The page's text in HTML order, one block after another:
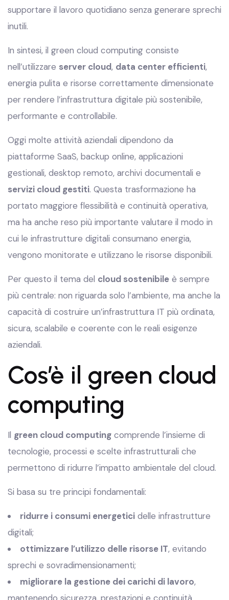
supportare il lavoro quotidiano senza generare sprechi
inutili.
In sintesi, il green cloud computing consiste
nell’utilizzare server cloud, data center efficienti,
energia pulita e risorse correttamente dimensionate
per rendere l’infrastruttura digitale più sostenibile,
performante e controllabile.
Oggi molte attività aziendali dipendono da
piattaforme SaaS, backup online, applicazioni
gestionali, desktop remoto, archivi documentali e
servizi cloud gestiti. Questa trasformazione ha
portato maggiore flessibilità e continuità operativa,
ma ha anche reso più importante valutare il modo in
cui le infrastrutture digitali consumano energia,
vengono monitorate e utilizzano le risorse disponibili.
Per questo il tema del cloud sostenibile è sempre
più centrale: non riguarda solo l’ambiente, ma anche la
capacità di costruire un’infrastruttura IT più ordinata,
sicura, scalabile e coerente con le reali esigenze
aziendali.
Cos’è il green cloud
computing
Il green cloud computing comprende l’insieme di
tecnologie, processi e scelte infrastrutturali che
permettono di ridurre l’impatto ambientale del cloud.
Si basa su tre principi fondamentali:
ridurre i consumi energetici delle infrastrutture
digitali;
ottimizzare l’utilizzo delle risorse IT, evitando
sprechi e sovradimensionamenti;
migliorare la gestione dei carichi di lavoro,